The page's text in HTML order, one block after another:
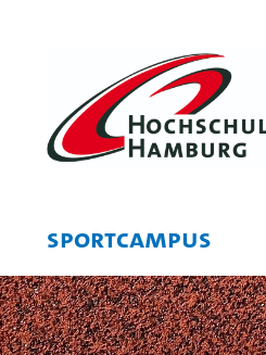
SPORTCAMPUS